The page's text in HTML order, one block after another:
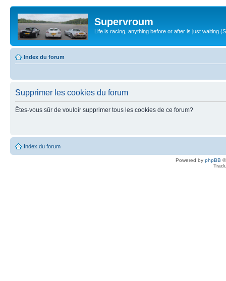
Supervroum
Life is racing, anything before or after is just waiting
Index du forum
Supprimer les cookies du forum
Êtes-vous sûr de vouloir supprimer tous les cookies de ce forum?
Index du forum
Powered by phpBB